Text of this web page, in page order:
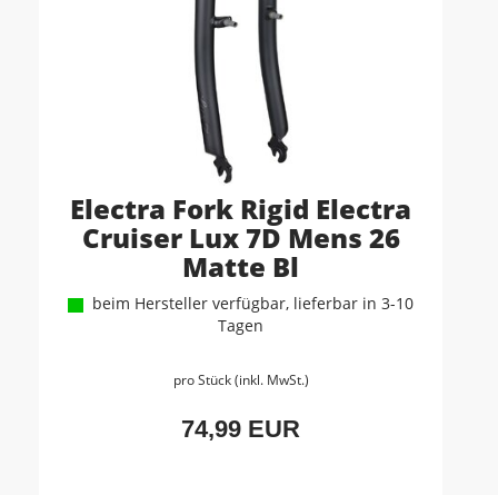
Electra Fork Rigid Electra
Cruiser Lux 7D Mens 26
Matte Bl
beim Hersteller verfügbar, lieferbar in 3-10
Tagen
pro Stück (inkl. MwSt.)
74,99 EUR